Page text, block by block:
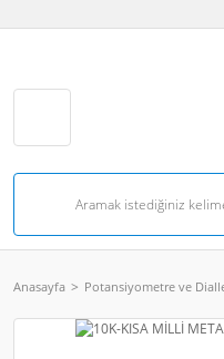
Anasayfa Potansiyometre ve